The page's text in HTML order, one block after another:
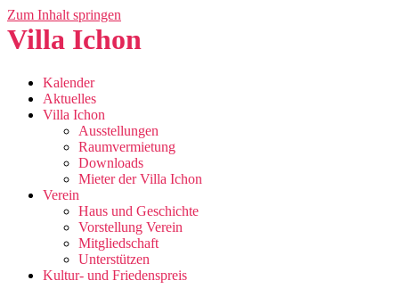
Zum Inhalt springen
Villa Ichon
Kalender
Aktuelles
Villa Ichon
Ausstellungen
Raumvermietung
Downloads
Mieter der Villa Ichon
Verein
Haus und Geschichte
Vorstellung Verein
Mitgliedschaft
Unterstützen
Kultur- und Friedenspreis